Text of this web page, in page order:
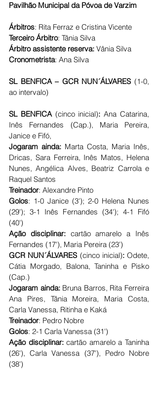
Pavilhão Municipal da Póvoa de Varzim
Árbitros: Rita Ferraz e Cristina Vicente
Terceiro Árbitro: Tânia Silva
Árbitro assistente reserva: Vânia Silva
Cronometrista: Ana Silva
SL BENFICA – GCR NUN´ÁLVARES (1-0,
ao intervalo)
SL BENFICA (cinco inicial): Ana Catarina,
Inês Fernandes (Cap.), Maria Pereira,
Janice e Fifó,
Jogaram ainda: Marta Costa, Maria Inês,
Dricas, Sara Ferreira, Inês Matos, Helena
Nunes, Angélica Alves, Beatriz Carrola e
Raquel Santos
Treinador: Alexandre Pinto
Golos: 1-0 Janice (3'); 2-0 Helena Nunes
(29'); 3-1 Inês Fernandes (34'); 4-1 Fifó
(40')
Ação disciplinar: cartão amarelo a Inês
Fernandes (17'), Maria Pereira (23')
GCR NUN´ÁLVARES (cinco inicial): Odete,
Cátia Morgado, Balona, Taninha e Pisko
(Cap.)
Jogaram ainda: Bruna Barros, Rita Ferreira
Ana Pires, Tânia Moreira, Maria Costa,
Carla Vanessa, Ritinha e Kaká
Treinador: Pedro Nobre
Golos: 2-1 Carla Vanessa (31')
Ação disciplinar: cartão amarelo a Taninha
(26'), Carla Vanessa (37'), Pedro Nobre
(38')